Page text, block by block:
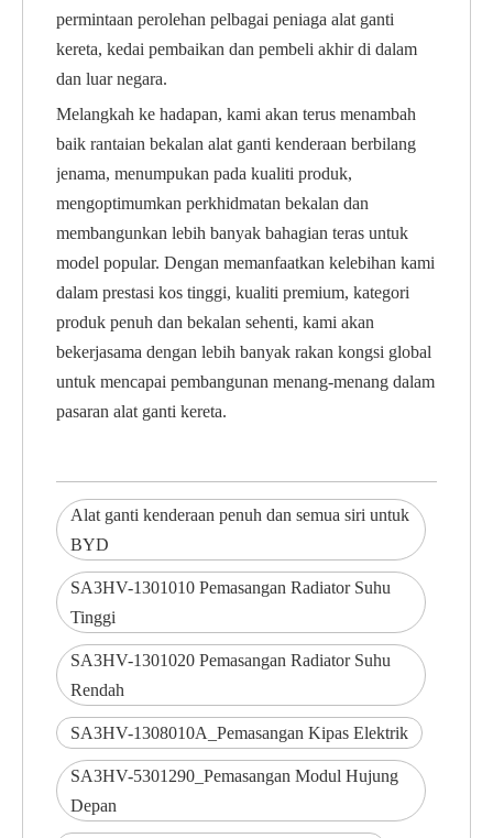
permintaan perolehan pelbagai peniaga alat ganti
kereta, kedai pembaikan dan pembeli akhir di dalam
dan luar negara.
Melangkah ke hadapan, kami akan terus menambah
baik rantaian bekalan alat ganti kenderaan berbilang
jenama, menumpukan pada kualiti produk,
mengoptimumkan perkhidmatan bekalan dan
membangunkan lebih banyak bahagian teras untuk
model popular. Dengan memanfaatkan kelebihan kami
dalam prestasi kos tinggi, kualiti premium, kategori
produk penuh dan bekalan sehenti, kami akan
bekerjasama dengan lebih banyak rakan kongsi global
untuk mencapai pembangunan menang-menang dalam
pasaran alat ganti kereta.
Alat ganti kenderaan penuh dan semua siri untuk
BYD
SA3HV-1301010 Pemasangan Radiator Suhu
Tinggi
SA3HV-1301020 Pemasangan Radiator Suhu
Rendah
SA3HV-1308010A_Pemasangan Kipas Elektrik
SA3HV-5301290_Pemasangan Modul Hujung
Depan